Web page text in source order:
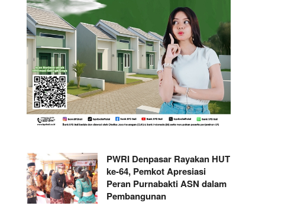
PWRI Denpasar Rayakan HUT
ke-64, Pemkot Apresiasi
Peran Purnabakti ASN dalam
Pembangunan